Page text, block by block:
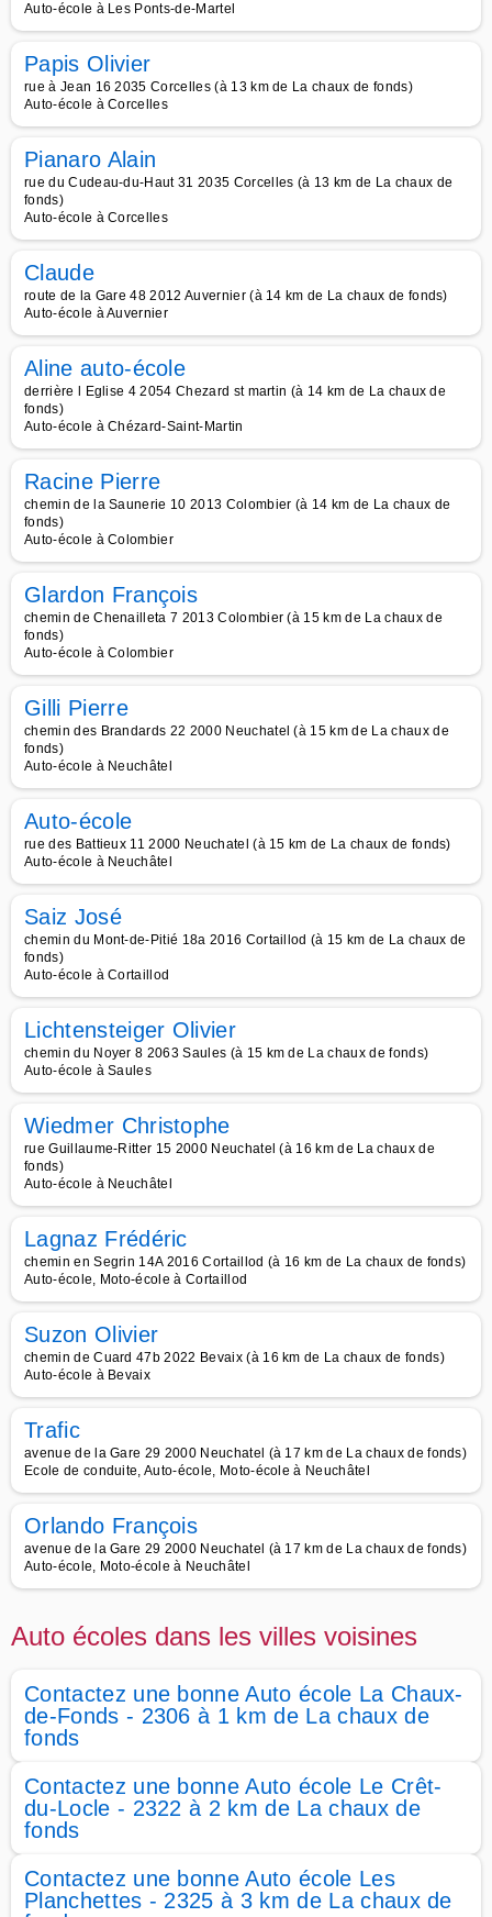
Auto-école à Les Ponts-de-Martel
Papis Olivier
rue à Jean 16 2035 Corcelles (à 13 km de La chaux de fonds)
Auto-école à Corcelles
Pianaro Alain
rue du Cudeau-du-Haut 31 2035 Corcelles (à 13 km de La chaux de
fonds)
Auto-école à Corcelles
Claude
route de la Gare 48 2012 Auvernier (à 14 km de La chaux de fonds)
Auto-école à Auvernier
Aline auto-école
derrière l Eglise 4 2054 Chezard st martin (à 14 km de La chaux de
fonds)
Auto-école à Chézard-Saint-Martin
Racine Pierre
chemin de la Saunerie 10 2013 Colombier (à 14 km de La chaux de
fonds)
Auto-école à Colombier
Glardon François
chemin de Chenailleta 7 2013 Colombier (à 15 km de La chaux de
fonds)
Auto-école à Colombier
Gilli Pierre
chemin des Brandards 22 2000 Neuchatel (à 15 km de La chaux de
fonds)
Auto-école à Neuchâtel
Auto-école
rue des Battieux 11 2000 Neuchatel (à 15 km de La chaux de fonds)
Auto-école à Neuchâtel
Saiz José
chemin du Mont-de-Pitié 18a 2016 Cortaillod (à 15 km de La chaux de
fonds)
Auto-école à Cortaillod
Lichtensteiger Olivier
chemin du Noyer 8 2063 Saules (à 15 km de La chaux de fonds)
Auto-école à Saules
Wiedmer Christophe
rue Guillaume-Ritter 15 2000 Neuchatel (à 16 km de La chaux de
fonds)
Auto-école à Neuchâtel
Lagnaz Frédéric
chemin en Segrin 14A 2016 Cortaillod (à 16 km de La chaux de fonds)
Auto-école, Moto-école à Cortaillod
Suzon Olivier
chemin de Cuard 47b 2022 Bevaix (à 16 km de La chaux de fonds)
Auto-école à Bevaix
Trafic
avenue de la Gare 29 2000 Neuchatel (à 17 km de La chaux de fonds)
Ecole de conduite, Auto-école, Moto-école à Neuchâtel
Orlando François
avenue de la Gare 29 2000 Neuchatel (à 17 km de La chaux de fonds)
Auto-école, Moto-école à Neuchâtel
Auto écoles dans les villes voisines
Contactez une bonne Auto école La Chaux-
de-Fonds - 2306 à 1 km de La chaux de
fonds
Contactez une bonne Auto école Le Crêt-
du-Locle - 2322 à 2 km de La chaux de
fonds
Contactez une bonne Auto école Les
Planchettes - 2325 à 3 km de La chaux de